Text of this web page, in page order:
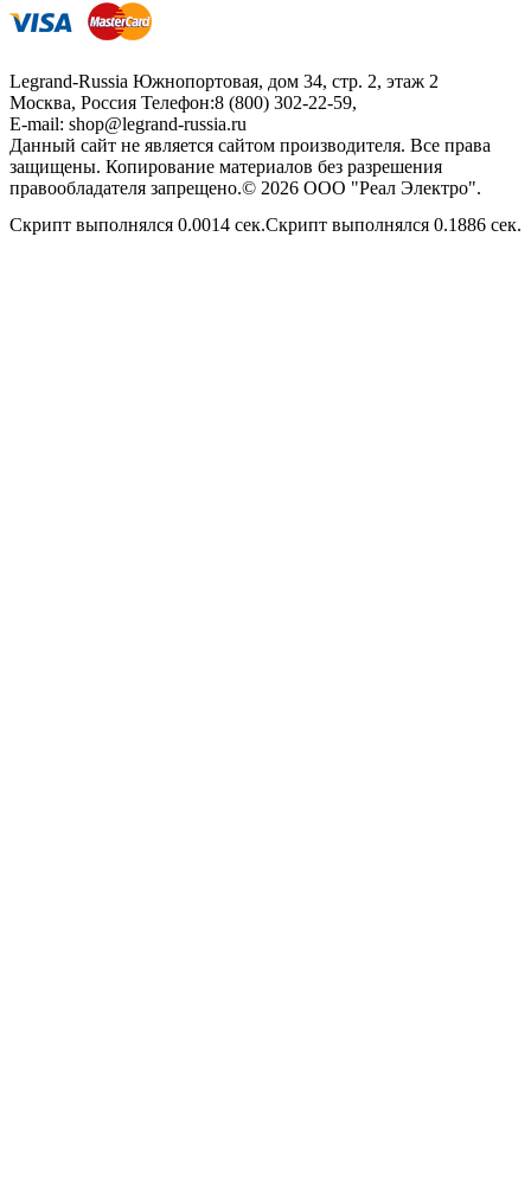
Legrand-Russia Южнопортовая, дом 34, стр. 2, этаж 2
Москва, Россия Телефон:8 (800) 302-22-59,
E-mail: shop@legrand-russia.ru
Данный сайт не является сайтом производителя. Все права
защищены. Копирование материалов без разрешения
правообладателя запрещено.© 2026 ООО "Реал Электро".
Скрипт выполнялся 0.0014 сек.Скрипт выполнялся 0.1886 сек.